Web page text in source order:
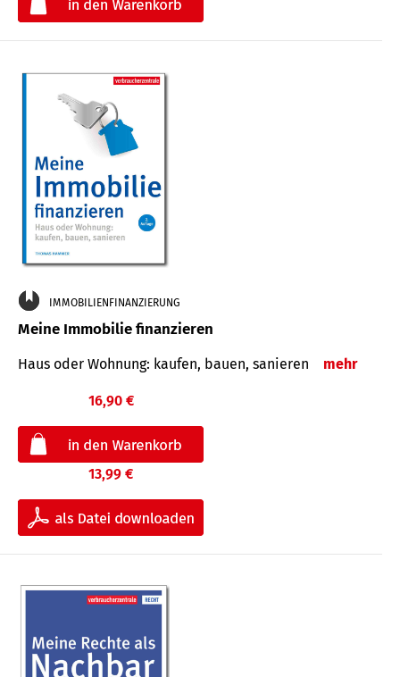
IMMOBILIENFINANZIERUNG
Meine Immobilie finanzieren
Haus oder Wohnung: kaufen, bauen, sanieren mehr
16,90 €
13,99 €